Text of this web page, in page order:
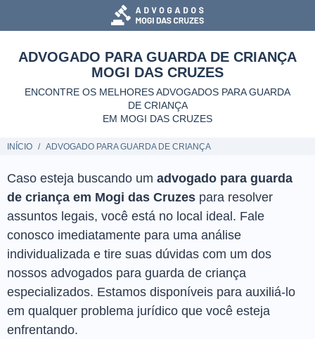
ADVOGADO PARA GUARDA DE CRIANÇA
MOGI DAS CRUZES
ENCONTRE OS MELHORES ADVOGADOS PARA GUARDA
DE CRIANÇA
EM MOGI DAS CRUZES
INÍCIO ADVOGADO PARA GUARDA DE CRIANÇA
Caso esteja buscando um advogado para guarda
de criança em Mogi das Cruzes para resolver
assuntos legais, você está no local ideal. Fale
conosco imediatamente para uma análise
individualizada e tire suas dúvidas com um dos
nossos advogados para guarda de criança
especializados. Estamos disponíveis para auxiliá-lo
em qualquer problema jurídico que você esteja
enfrentando.